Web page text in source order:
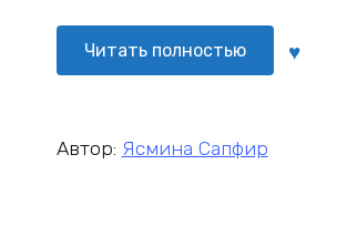
Читать полностью
Автор: Ясмина Сапфир